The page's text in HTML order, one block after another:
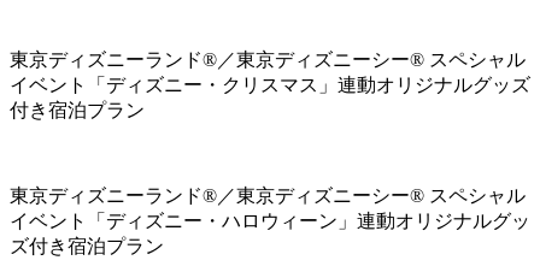
東京ディズニーランド®／東京ディズニーシー® スペシャル
イベント「ディズニー・クリスマス」連動オリジナルグッズ
付き宿泊プラン
東京ディズニーランド®／東京ディズニーシー® スペシャル
イベント「ディズニー・ハロウィーン」連動オリジナルグッ
ズ付き宿泊プラン